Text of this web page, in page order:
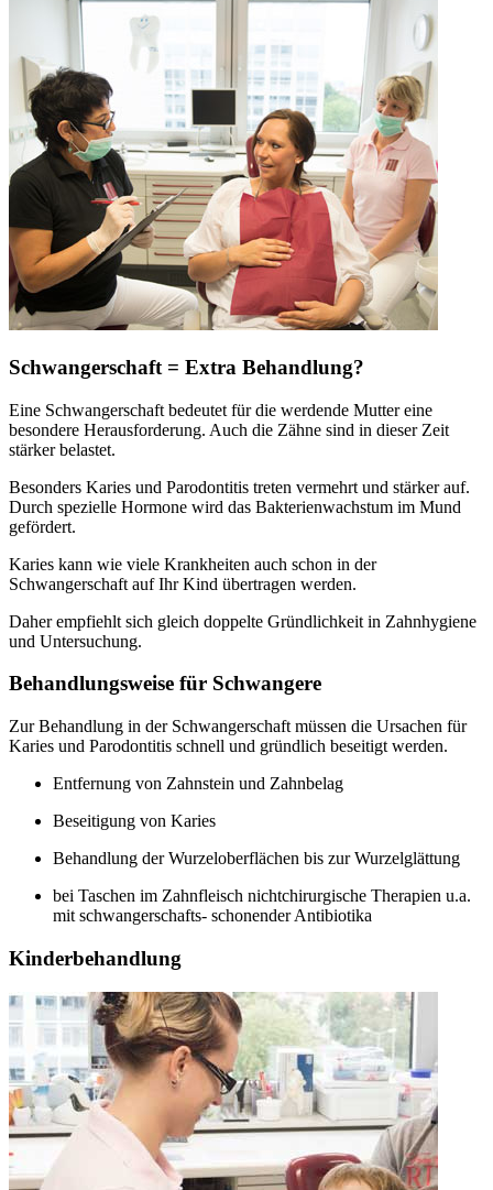
Schwangerschaft = Extra Behandlung?
Eine Schwangerschaft bedeutet für die werdende Mutter eine
besondere Herausforderung. Auch die Zähne sind in dieser Zeit
stärker belastet.
Besonders Karies und Parodontitis treten vermehrt und stärker auf.
Durch spezielle Hormone wird das Bakterienwachstum im Mund
gefördert.
Karies kann wie viele Krankheiten auch schon in der
Schwangerschaft auf Ihr Kind übertragen werden.
Daher empfiehlt sich gleich doppelte Gründlichkeit in Zahnhygiene
und Untersuchung.
Behandlungsweise für Schwangere
Zur Behandlung in der Schwangerschaft müssen die Ursachen für
Karies und Parodontitis schnell und gründlich beseitigt werden.
Entfernung von Zahnstein und Zahnbelag
Beseitigung von Karies
Behandlung der Wurzeloberflächen bis zur Wurzelglättung
bei Taschen im Zahnfleisch nichtchirurgische Therapien u.a.
mit schwangerschafts- schonender Antibiotika
Kinderbehandlung